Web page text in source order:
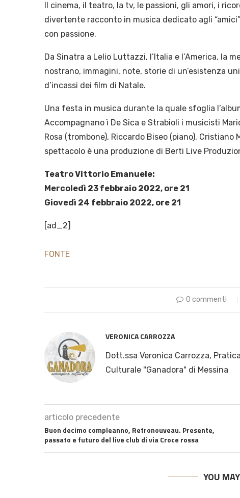
Il cinema, il teatro, la tv, le passioni, gli amori, i
divertente racconto in musica dedicato agli
con passione.
Da Sinatra a Lelio Luttazzi, l’Italia e l’America, la
nostrano, immagini, note, storie di un’esistenza
d’incassi dei film di Natale.
Una festa in musica durante la quale sfoglia
Accompagnano ì De Sica e Strabioli i musicisti
Rosa (trombone), Riccardo Biseo (piano),
spettacolo è una produzione di Berti Live
Teatro Vittorio Emanuele:
Mercoledì 23 febbraio 2022, ore 21
Giovedì 24 febbraio 2022, ore 21
[ad_2]
FONTE
0 commenti
VERONICA CARROZZA
Dott.ssa Veronica Carrozza,
Culturale "Ganadora" di Messina
articolo precedente
Buon decimo compleanno, Retronouveau. Presente,
passato e futuro del live club di via Croce rossa
YOU